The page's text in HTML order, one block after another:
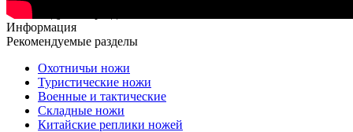
Рекомендуемые разделы
Информация
Рекомендуемые разделы
Охотничьи ножи
Туристические ножи
Военные и тактические
Складные ножи
Китайские реплики ножей